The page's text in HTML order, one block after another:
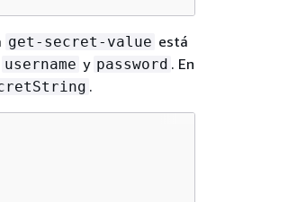
get-secret-value está
username y password . En
.